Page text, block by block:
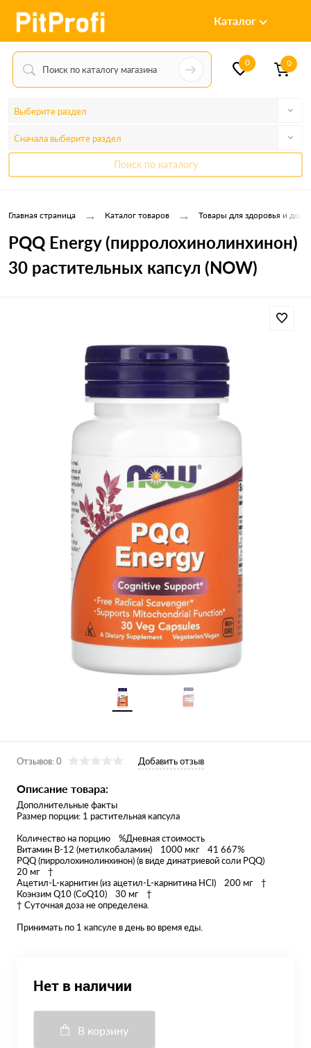
Каталог
0 0
Выберите раздел
Сначала выберите раздел
Поиск по каталогу
Главная страница → Каталог товаров → Товары для здоровья и
PQQ Energy (пирролохинолинхинон)
30 растительных капсул (NOW)
Отзывов: 0 Добавить отзыв
Описание товара:
Дополнительные факты
Размер порции: 1 растительная капсула
Количество на порцию %Дневная стоимость
Витамин B-12 (метилкобаламин) 1000 мкг 41 667%
PQQ (пирролохинолинхинон) (в виде динатриевой соли PQQ)
20 мг †
Ацетил-L-карнитин (из ацетил-L-карнитина HCl) 200 мг †
Коэнзим Q10 (CoQ10) 30 мг †
† Суточная доза не определена.
Принимать по 1 капсуле в день во время еды.
Нет в наличии
В корзину